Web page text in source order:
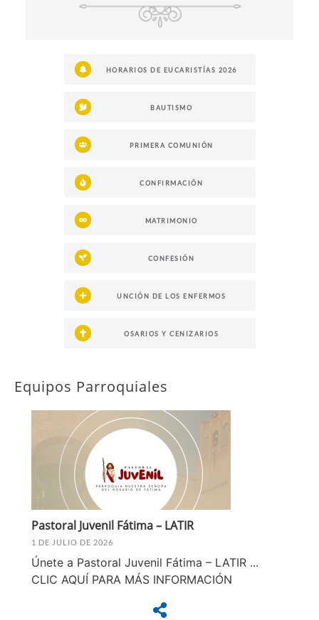
HORARIOS DE EUCARISTÍAS 2026
BAUTISMO
PRIMERA COMUNIÓN
CONFIRMACIÓN
MATRIMONIO
CONFESIÓN
UNCIÓN DE LOS ENFERMOS
OSARIOS Y CENIZARIOS
Equipos Parroquiales
Pastoral Juvenil Fátima – LATIR
1 DE JULIO DE 2026
Únete a Pastoral Juvenil Fátima – LATIR ...
CLIC AQUÍ PARA MÁS INFORMACIÓN